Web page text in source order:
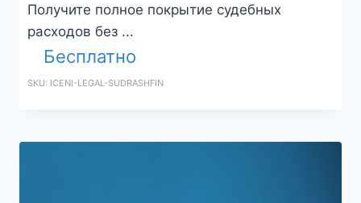
Получите полное покрытие судебных
расходов без ...
Бесплатно
SKU: ICENI-LEGAL-SUDRASHFIN